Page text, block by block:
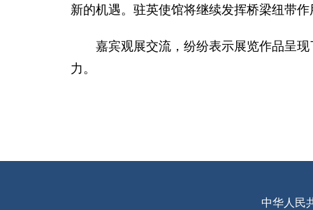
新的机遇。驻英使馆将继续发挥桥梁纽带
嘉宾观展交流，纷纷表示展览作品呈
力。
中华人民